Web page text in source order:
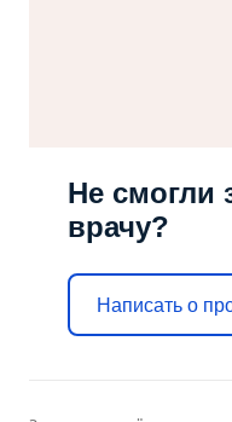
Не смогли
врачу?
Написать о